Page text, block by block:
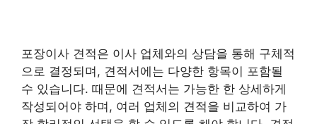
포장이사 견적은 이사 업체와의 상담을 통해 구체적
으로 결정되며, 견적서에는 다양한 항목이 포함될
수 있습니다. 때문에 견적서는 가능한 한 상세하게
작성되어야 하며, 여러 업체의 견적을 비교하여 가